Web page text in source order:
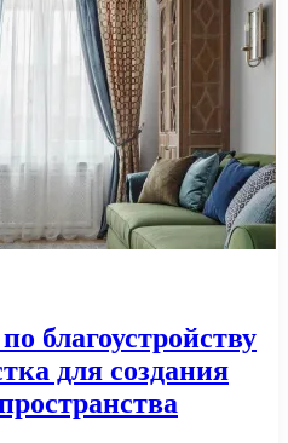
благоустройству
для создания